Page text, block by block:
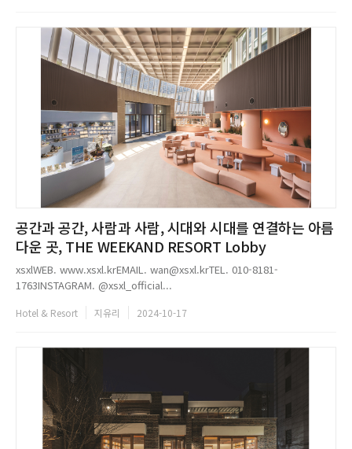
공간과 공간, 사람과 사람, 시대와 시대를 연결하는 아름
다운 곳, THE WEEKAND RESORT Lobby
xsxlWEB. www.xsxl.krEMAIL. wan@xsxl.krTEL. 010-8181-
1763INSTAGRAM. @xsxl_official...
Hotel & Resort 지유리 2024-10-17